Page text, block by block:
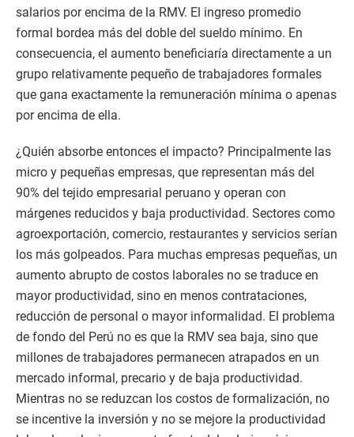
salarios por encima de la RMV. El ingreso promedio
formal bordea más del doble del sueldo mínimo. En
consecuencia, el aumento beneficiaría directamente a un
grupo relativamente pequeño de trabajadores formales
que gana exactamente la remuneración mínima o apenas
por encima de ella.
¿Quién absorbe entonces el impacto? Principalmente las
micro y pequeñas empresas, que representan más del
90% del tejido empresarial peruano y operan con
márgenes reducidos y baja productividad. Sectores como
agroexportación, comercio, restaurantes y servicios serían
los más golpeados. Para muchas empresas pequeñas, un
aumento abrupto de costos laborales no se traduce en
mayor productividad, sino en menos contrataciones,
reducción de personal o mayor informalidad. El problema
de fondo del Perú no es que la RMV sea baja, sino que
millones de trabajadores permanecen atrapados en un
mercado informal, precario y de baja productividad.
Mientras no se reduzcan los costos de formalización, no
se incentive la inversión y no se mejore la productividad